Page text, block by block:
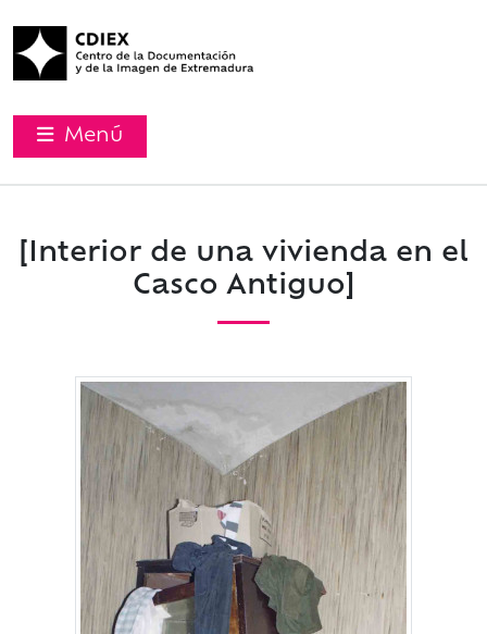
Menú
[Interior de una vivienda en el
Casco Antiguo]